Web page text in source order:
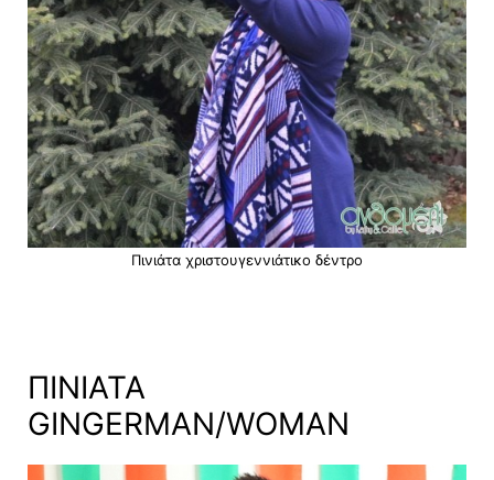
Πινιάτα χριστουγεννιάτικο δέντρο
ΠΙΝΙΑΤΑ
GINGERMAN/WOMAN